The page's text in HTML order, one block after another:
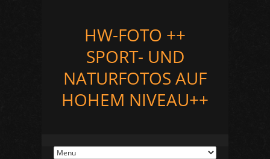
HW-FOTO ++
SPORT- UND
NATURFOTOS AUF
HOHEM NIVEAU++